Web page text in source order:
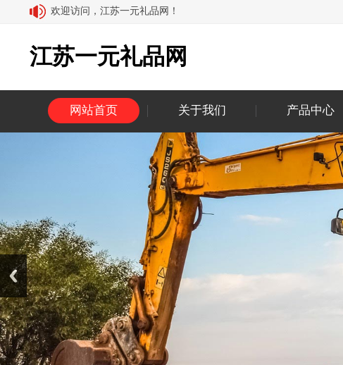
欢迎访问，江苏一元礼品网！
江苏一元礼品网
网站首页 关于我们 产品中心